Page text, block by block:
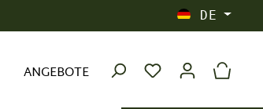
DE
ANGEBOTE